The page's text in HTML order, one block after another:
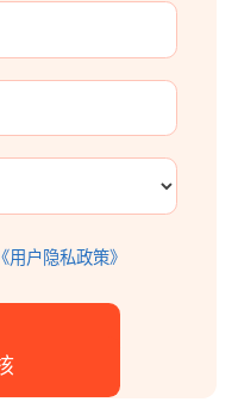
《用户隐私政策》